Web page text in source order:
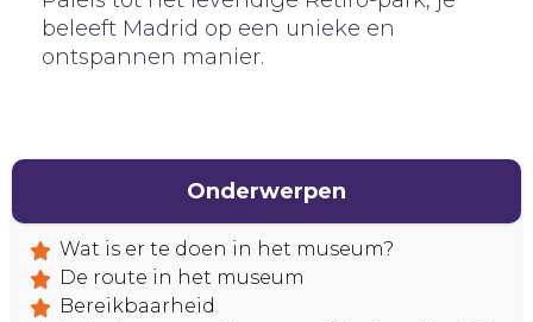
beleeft Madrid op een unieke en
ontspannen manier.
Onderwerpen
Wat is er te doen in het museum?
De route in het museum
Bereikbaarheid